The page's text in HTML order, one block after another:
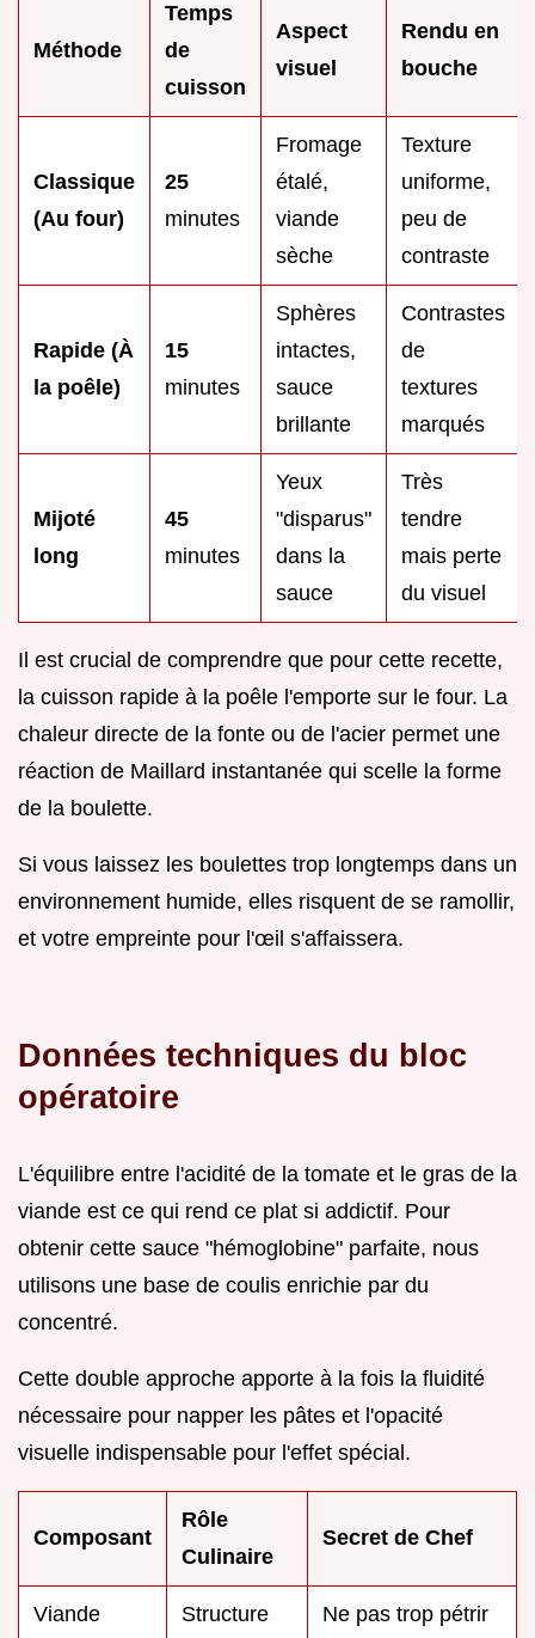
Méthode
Temps
de
cuisson
Aspect
visuel
Rendu en
bouche
Classique
(Au four)
25
minutes
Fromage
étalé,
viande
sèche
Texture
uniforme,
peu de
contraste
Rapide (À
la poêle)
15
minutes
Sphères
intactes,
sauce
brillante
Contrastes
de
textures
marqués
Mijoté
long
45
minutes
Yeux
"disparus"
dans la
sauce
Très
tendre
mais perte
du visuel
Il est crucial de comprendre que pour cette recette,
la cuisson rapide à la poêle l'emporte sur le four. La
chaleur directe de la fonte ou de l'acier permet une
réaction de Maillard instantanée qui scelle la forme
de la boulette.
Si vous laissez les boulettes trop longtemps dans un
environnement humide, elles risquent de se ramollir,
et votre empreinte pour l'œil s'affaissera.
Données techniques du bloc
opératoire
L'équilibre entre l'acidité de la tomate et le gras de la
viande est ce qui rend ce plat si addictif. Pour
obtenir cette sauce "hémoglobine" parfaite, nous
utilisons une base de coulis enrichie par du
concentré.
Cette double approche apporte à la fois la fluidité
nécessaire pour napper les pâtes et l'opacité
visuelle indispensable pour l'effet spécial.
Composant
Rôle
Culinaire
Secret de Chef
Viande
Structure
Ne pas trop pétrir